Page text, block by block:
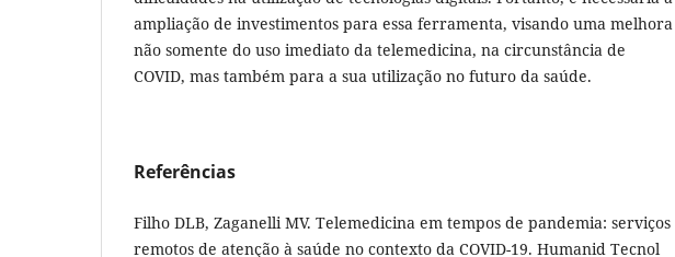
ampliação de investimentos para essa ferramenta, visando uma melhora
não somente do uso imediato da telemedicina, na circunstância de
COVID, mas também para a sua utilização no futuro da saúde.
Referências
Filho DLB, Zaganelli MV. Telemedicina em tempos de pandemia: serviços
remotos de atenção à saúde no contexto da COVID-19. Humanid Tecnol